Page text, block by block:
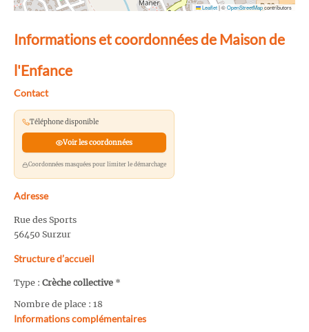
Leaflet|©OpenStreetMapcontributors
Informations et coordonnées de Maison de
l'Enfance
Contact
Téléphone disponible
Voir les coordonnées
Coordonnées masquées pour limiter le démarchage
Adresse
Rue des Sports
56450 Surzur
Structure d’accueil
Type : Crèche collective *
Nombre de place : 18
Informations complémentaires